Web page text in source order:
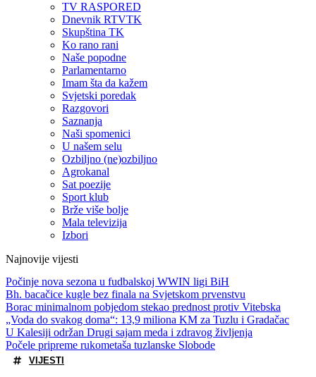
TV RASPORED
Dnevnik RTVTK
Skupština TK
Ko rano rani
Naše popodne
Parlamentarno
Imam šta da kažem
Svjetski poredak
Razgovori
Saznanja
Naši spomenici
U našem selu
Ozbiljno (ne)ozbiljno
Agrokanal
Sat poezije
Sport klub
Brže više bolje
Mala televizija
Izbori
Najnovije vijesti
Počinje nova sezona u fudbalskoj WWIN ligi BiH
Bh. bacačice kugle bez finala na Svjetskom prvenstvu
Borac minimalnom pobjedom stekao prednost protiv Vitebska
„Voda do svakog doma“: 13,9 miliona KM za Tuzlu i Gradačac
U Kalesiji održan Drugi sajam meda i zdravog življenja
Počele pripreme rukometaša tuzlanske Slobode
VIJESTI